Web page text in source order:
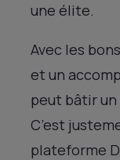
une élite.
Avec les
et un
peut bâtir
C’est
plateforme